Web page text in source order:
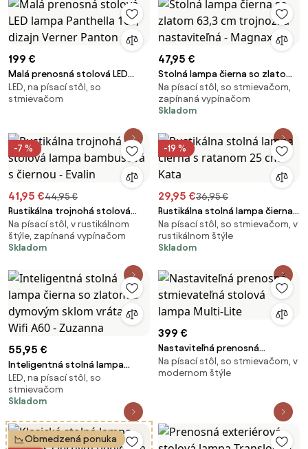
199 €
Malá prenosná stolová LED
lampa Panthella 160, dizajn
Verner Panton
LED, na písací stôl, so
stmievačom
47,95 €
Stolná lampa čierna so zlatom
63,3 cm trojnožka nastaviteľná
- Magnax
Na písací stôl, so stmievačom,
zapínaná vypínačom
Skladom
-7 %
41,95 €44,95 €
Rustikálna trojnohá stolová
lampa bambusová s čiernou -
Evalin
Na písací stôl, v rustikálnom
štýle, zapínaná vypínačom
Skladom
-19 %
29,95 €36,95 €
Rustikálna stolná lampa čierna s
ratanom 25 cm - Kata
Na písací stôl, so stmievačom, v
rustikálnom štýle
Skladom
55,95 €
Inteligentná stolná lampa
čierna so zlatom a dymovým
sklom vrátane Wifi A60 -
Zuzanna
LED, na písací stôl, so
stmievačom
Skladom
399 €
Nastaviteľná prenosná
stmievateľná stolová lampa
Multi-Lite
Na písací stôl, so stmievačom, v
modernom štýle
Obmedzená ponuka